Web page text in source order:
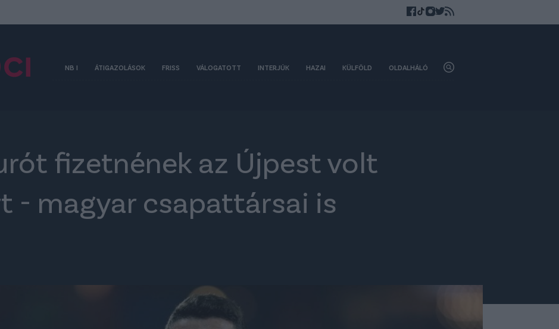
NB I ÁTIGAZOLÁSOK FRISS VÁLOGATOTT INTERJÚK HAZAI KÜLFÖLD OLDALHÁLÓ
fizetnének az Újpest volt
- magyar csapattársai is